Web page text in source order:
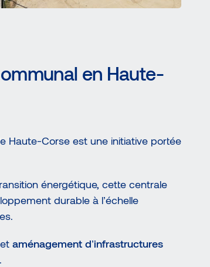
en Haute-
Haute-Corse est une initiative portée
énergétique, cette centrale
durable à l’échelle
et aménagement d’infrastructures